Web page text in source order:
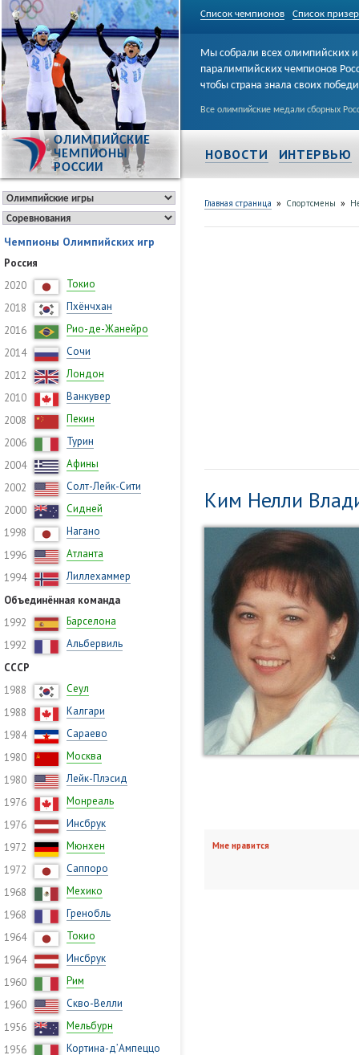
Список чемпионов Список
ОЛИМПИЙСКИЕ
ЧЕМПИОНЫ
РОССИИ
Мы собрали всех олимпийских и
паралимпийских чемпионов
чтобы страна знала своих
Все олимпийские медали сборных
НОВОСТИ ИНТЕРВЬЮ
Чемпионы Олимпийских игр
Россия
2020
Токио
2018
Пхёнчхан
2016
Рио-де-Жанейро
2014
Сочи
2012
Лондон
2010
Ванкувер
2008
Пекин
2006
Турин
2004
Афины
2002
Солт-Лейк-Сити
2000
Сидней
1998
Нагано
1996
Атланта
1994
Лиллехаммер
Объединённая команда
1992
Барселона
1992
Альбервиль
СССР
1988
Сеул
1988
Калгари
1984
Сараево
1980
Москва
1980
Лейк-Плэсид
1976
Монреаль
1976
Инсбрук
1972
Мюнхен
1972
Саппоро
1968
Мехико
1968
Гренобль
1964
Токио
1964
Инсбрук
1960
Рим
1960
Скво-Велли
1956
Мельбурн
1956
Кортина-д’Ампеццо
Главная страница » Спортсмены »
Ким Нелли
Мне нравится